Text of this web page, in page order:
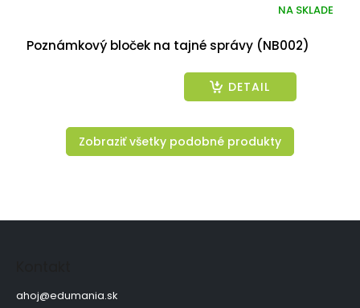
Poznámkový bloček na tajné správy (NB002)
NA SKLADE
DETAIL
Zobraziť všetky podobné produkty
ahoj@edumania.sk